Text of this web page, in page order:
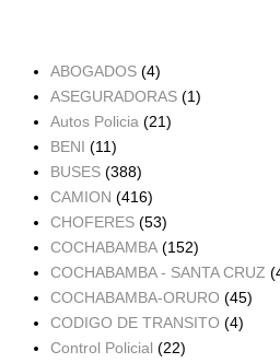
ABOGADOS (4)
ASEGURADORAS (1)
Autos Policia (21)
BENI (11)
BUSES (388)
CAMION (416)
CHOFERES (53)
COCHABAMBA (152)
COCHABAMBA - SANTA CRUZ
COCHABAMBA-ORURO (45)
CODIGO DE TRANSITO (4)
Control Policial (22)